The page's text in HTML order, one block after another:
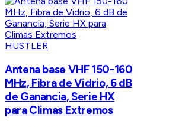
HUSTLER
Antena base VHF 150-160
MHz, Fibra de Vidrio, 6 dB
de Ganancia, Serie HX
para Climas Extremos